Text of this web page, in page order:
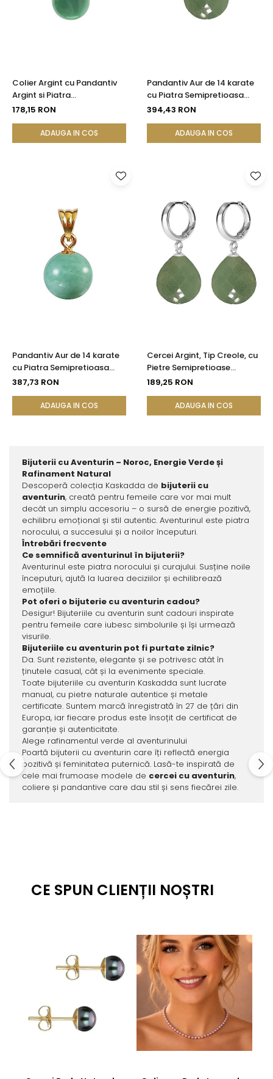
Seturi Perle cu Argint
Brățări cu Perle
Colier Argint cu Pandantiv
Argint si Piatra
Semipretioasa Naturala de
178,15 RON
ADAUGA IN COS
Pandantiv Aur de 14 karate
cu Piatra Semipretioasa
Naturala de Aventurin
394,43 RON
ADAUGA IN COS
Pandantiv Aur de 14 karate
cu Piatra Semipretioasa
Naturala de Aventurin de 10
387,73 RON
ADAUGA IN COS
Cercei Argint, Tip Creole, cu
Pietre Semipretioase
Naturale de Aventurin
189,25 RON
ADAUGA IN COS
Bijuterii cu Aventurin – Noroc, Energie Verde și
Rafinament Natural
Descoperă colecția Kaskadda de bijuterii cu
aventurin, creată pentru femeile care vor mai mult
decât un simplu accesoriu – o sursă de energie pozitivă,
echilibru emoțional și stil autentic. Aventurinul este piatra
norocului, a succesului și a noilor începuturi.
Întrebări frecvente
Ce semnifică aventurinul în bijuterii?
Aventurinul este piatra norocului și curajului. Susține noile
începuturi, ajută la luarea deciziilor și echilibrează
emoțiile.
Pot oferi o bijuterie cu aventurin cadou?
Desigur! Bijuteriile cu aventurin sunt cadouri inspirate
pentru femeile care iubesc simbolurile și își urmează
visurile.
Bijuteriile cu aventurin pot fi purtate zilnic?
Da. Sunt rezistente, elegante și se potrivesc atât în
ținutele casual, cât și la evenimente speciale.
Toate bijuteriile cu aventurin Kaskadda sunt lucrate
manual, cu pietre naturale autentice și metale
certificate. Suntem marcă înregistrată în 27 de țări din
Europa, iar fiecare produs este însoțit de certificat de
garanție și autenticitate.
Alege rafinamentul verde al aventurinului
Poartă bijuterii cu aventurin care îți reflectă energia
pozitivă și feminitatea puternică. Lasă-te inspirată de
cele mai frumoase modele de cercei cu aventurin,
coliere și pandantive care dau stil și sens fiecărei zile.
CE SPUN CLIENȚII NOȘTRI